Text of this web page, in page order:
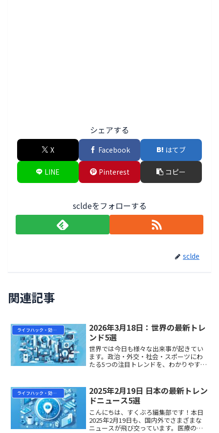
シェアする
X Facebook はてブ
LINE Pinterest コピー
scldeをフォローする
sclde
関連記事
ライフハック・効率化
2026年3月18日：世界の最新トレ
ンド5選
世界では今日も様々な出来事が起きてい
ます。政治・外交・社会・スポーツにわ
たる5つの注目トレンドを、わかりやすく
法案、感動的な討論の末に否決スコット
ランド議会は、終末期...
ライフハック・効率化
2025年2月19日 日本の最新トレン
ドニュース5選
こんにちは、すくぶろ編集部です！本日
2025年2月19日も、国内外でさまざまな
ニュースが飛び交っています。医療の歴